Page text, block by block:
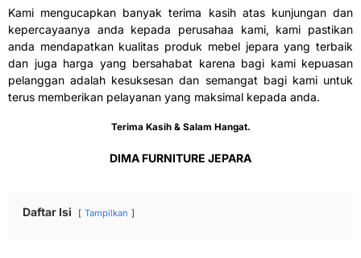
Kami mengucapkan banyak terima kasih atas kunjungan dan
kepercayaanya anda kepada perusahaa kami, kami pastikan
anda mendapatkan kualitas produk mebel jepara yang terbaik
dan juga harga yang bersahabat karena bagi kami kepuasan
pelanggan adalah kesuksesan dan semangat bagi kami untuk
terus memberikan pelayanan yang maksimal kepada anda.
Terima Kasih & Salam Hangat.
DIMA FURNITURE JEPARA
Daftar Isi Tampilkan